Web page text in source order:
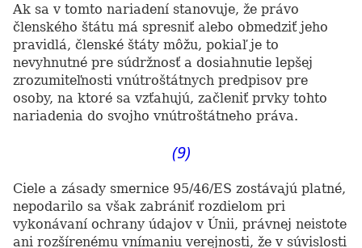
Ak sa v tomto nariadení stanovuje, že právo
členského štátu má spresniť alebo obmedziť jeho
pravidlá, členské štáty môžu, pokiaľ je to
nevyhnutné pre súdržnosť a dosiahnutie lepšej
zrozumiteľnosti vnútroštátnych predpisov pre
osoby, na ktoré sa vzťahujú, začleniť prvky tohto
nariadenia do svojho vnútroštátneho práva.
(9)
Ciele a zásady smernice 95/46/ES zostávajú platné,
nepodarilo sa však zabrániť rozdielom pri
vykonávaní ochrany údajov v Únii, právnej neistote
ani rozšírenému vnímaniu verejnosti, že v súvislosti